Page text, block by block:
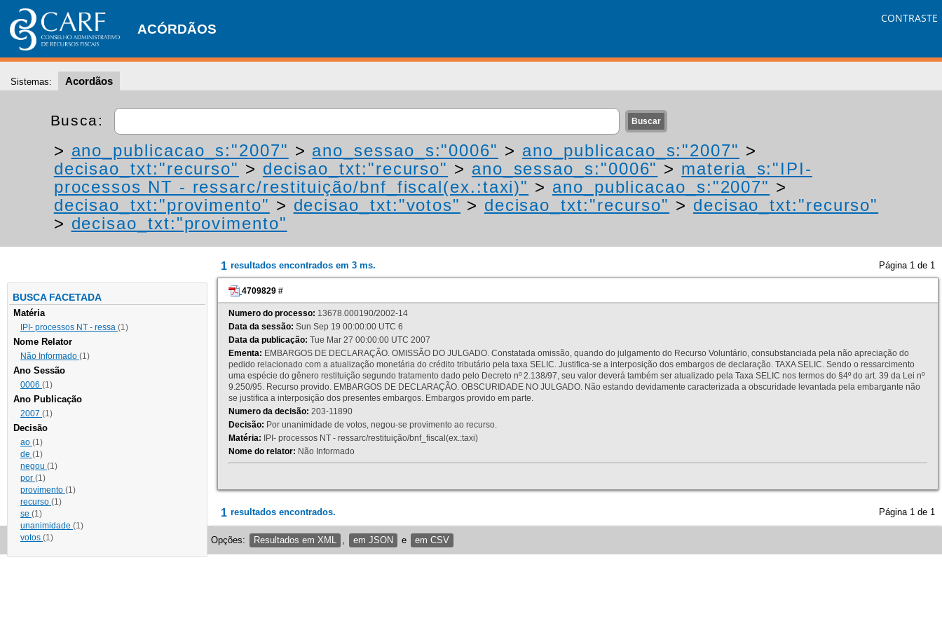
ACÓRDÃOS
CONTRASTE
Sistemas: Acordãos
Busca:
> ano_publicacao_s:"2007" > ano_sessao_s:"0006" > ano_publicacao_s:"2007" >
decisao_txt:"recurso" > decisao_txt:"recurso" > ano_sessao_s:"0006" > materia_s:"IPI-
processos NT - ressarc/restituição/bnf_fiscal(ex.:taxi)" > ano_publicacao_s:"2007" >
decisao_txt:"provimento" > decisao_txt:"votos" > decisao_txt:"recurso" > decisao_txt:"recurso"
> decisao_txt:"provimento"
BUSCA FACETADA
Matéria
IPI- processos NT - ressa (1)
Nome Relator
Não Informado (1)
Ano Sessão
0006 (1)
Ano Publicação
2007 (1)
Decisão
ao (1)
de (1)
negou (1)
por (1)
provimento (1)
recurso (1)
se (1)
unanimidade (1)
votos (1)
1 resultados encontrados em 3 ms. Página 1 de 1
4709829 #
Numero do processo: 13678.000190/2002-14
Data da sessão: Sun Sep 19 00:00:00 UTC 6
Data da publicação: Tue Mar 27 00:00:00 UTC 2007
Ementa: EMBARGOS DE DECLARAÇÃO. OMISSÃO DO JULGADO. Constatada omissão, quando do julgamento do Recurso Voluntário, consubstanciada pela não apreciação do
pedido relacionado com a atualização monetária do crédito tributário pela taxa SELIC. Justifica-se a interposição dos embargos de declaração. TAXA SELIC. Sendo o ressarcimento
uma espécie do gênero restituição segundo tratamento dado pelo Decreto nº 2.138/97, seu valor deverá também ser atualizado pela Taxa SELIC nos termos do §4º do art. 39 da Lei nº
9.250/95. Recurso provido. EMBARGOS DE DECLARAÇÃO. OBSCURIDADE NO JULGADO. Não estando devidamente caracterizada a obscuridade levantada pela embargante não
se justifica a interposição dos presentes embargos. Embargos provido em parte.
Numero da decisão: 203-11890
Decisão: Por unanimidade de votos, negou-se provimento ao recurso.
Matéria: IPI- processos NT - ressarc/restituição/bnf_fiscal(ex.:taxi)
Nome do relator: Não Informado
1 resultados encontrados. Página 1 de 1
Opções: Resultados em XML em JSON e em CSV